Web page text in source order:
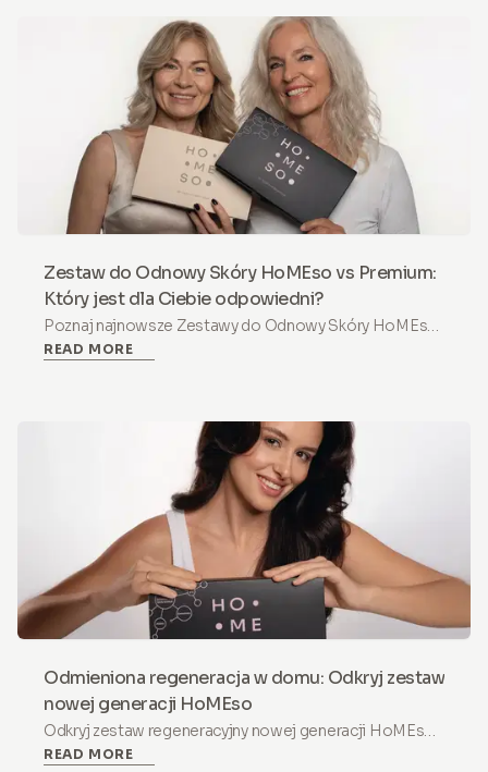
Zestaw do Odnowy Skóry HoMEso vs Premium:
Który jest dla Ciebie odpowiedni?
Poznaj najnowsze Zestawy do Odnowy Skóry HoMEso
– bezpieczne i bezbolesne zestawy do mikronakłuwania
READ MORE
Odmieniona regeneracja w domu: Odkryj zestaw
nowej generacji HoMEso
Odkryj zestaw regeneracyjny nowej generacji HoMEso
– bezpieczne, bezbolesne rozwiązanie do
READ MORE